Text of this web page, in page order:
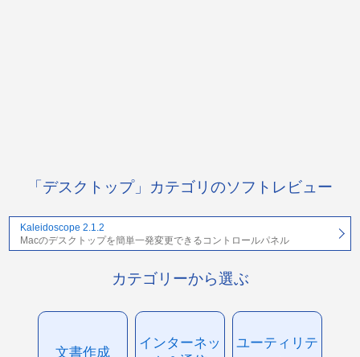
「デスクトップ」カテゴリのソフトレビュー
Kaleidoscope 2.1.2
Macのデスクトップを簡単一発変更できるコントロールパネル
カテゴリーから選ぶ
文書作成
インターネッ
ユーティリテ